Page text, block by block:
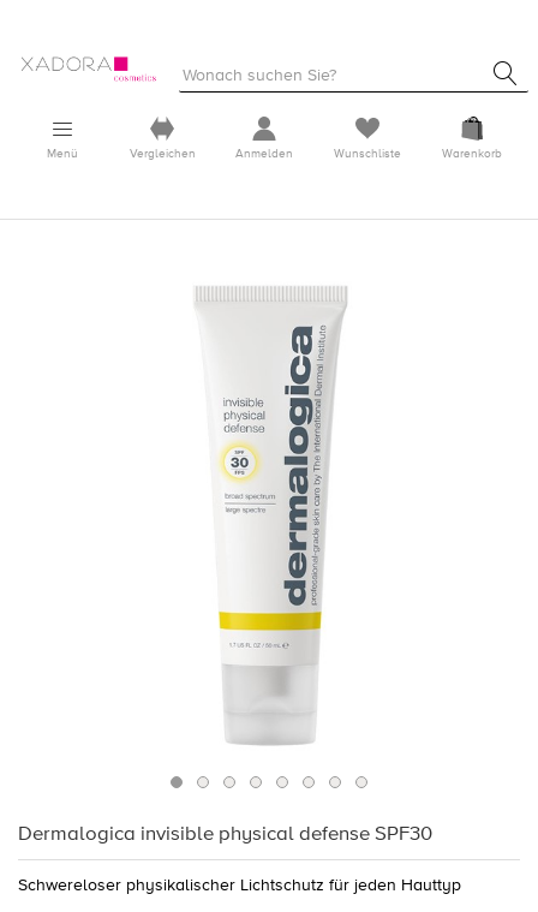
Menü Vergleichen Anmelden Wunschliste Warenkorb
Dermalogica invisible physical defense SPF30
Schwereloser physikalischer Lichtschutz für jeden Hauttyp